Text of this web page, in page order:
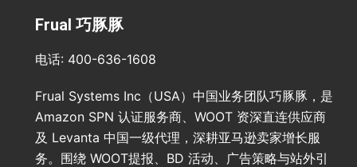
Frual 巧豚豚
电话: 400-636-1608
Frual Systems Inc（USA）中国业务团队巧豚豚，是
Amazon SPN 认证服务商、WOOT 资深直连供应商
及 Levanta 中国一级代理，深耕亚马逊卖家增长服
务。围绕 WOOT提报、BD 活动、广告策略与站外引